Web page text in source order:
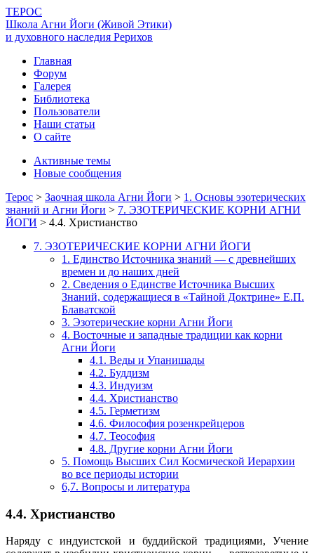
ТЕРОС
Школа Агни Йоги (Живой Этики)
и духовного наследия Рерихов
Главная
Форум
Галерея
Библиотека
Пользователи
Наши статьи
О сайте
Активные темы
Новые сообщения
Терос > Заочная школа Агни Йоги > 1. Основы эзотерических
знаний и Агни Йоги > 7. ЭЗОТЕРИЧЕСКИЕ КОРНИ АГНИ
ЙОГИ > 4.4. Христианство
7. ЭЗОТЕРИЧЕСКИЕ КОРНИ АГНИ ЙОГИ
1. Единство Источника знаний — с древнейших
времен и до наших дней
2. Сведения о Единстве Источника Высших
Знаний, содержащиеся в «Тайной Доктрине» Е.П.
Блаватской
3. Эзотерические корни Агни Йоги
4. Восточные и западные традиции как корни
Агни Йоги
4.1. Веды и Упанишады
4.2. Буддизм
4.3. Индуизм
4.4. Христианство
4.5. Герметизм
4.6. Философия розенкрейцеров
4.7. Теософия
4.8. Другие корни Агни Йоги
5. Помощь Высших Сил Космической Иерархии
во все периоды истории
6,7. Вопросы и литература
4.4. Христианство
Наряду с индуистской и буддийской традициями, Учение